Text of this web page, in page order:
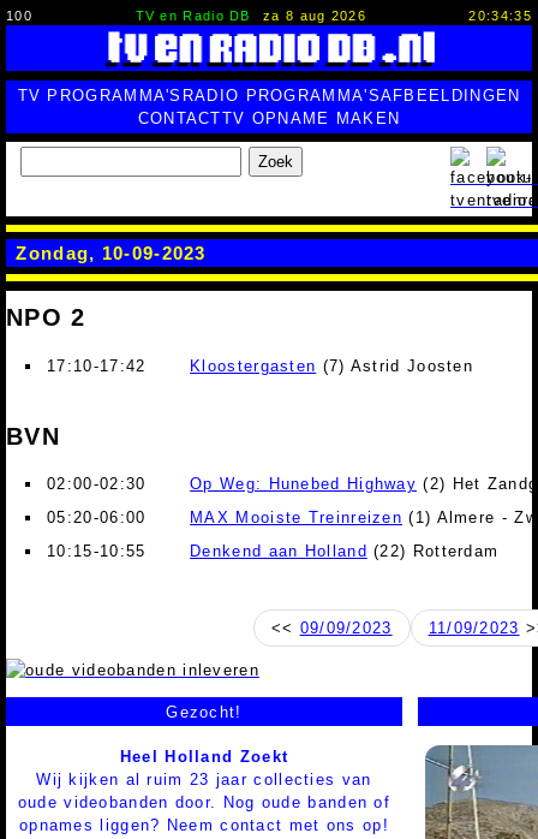
100 TV en Radio DB za 8 aug 2026 20:34:36
TV PROGRAMMA'S RADIO PROGRAMMA'SAFBEELDINGEN
CONTACTTV OPNAME MAKEN
Zoek
Zondag, 10-09-2023
NPO 2
17:10-17:42 Kloostergasten (7) Astrid Joosten
BVN
02:00-02:30 Op Weg: Hunebed Highway (2) Het
05:20-06:00
MAX Mooiste Treinreizen (1) Almere -
10:15-10:55
Denkend aan Holland (22) Rotterdam
<< 09/09/2023 11/09/2023
Gezocht!
Heel Holland Zoekt
Wij kijken al ruim 23 jaar collecties van
oude videobanden door. Nog oude banden of
opnames liggen? Neem contact met ons op!